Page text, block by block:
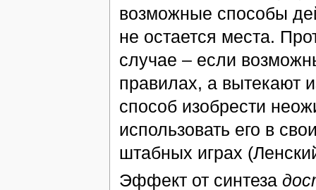
возможные способы
не остается места.
случае – если
правилах, а вытекают
способ изобрести
использовать его в
штабных играх
Эффект от синтеза